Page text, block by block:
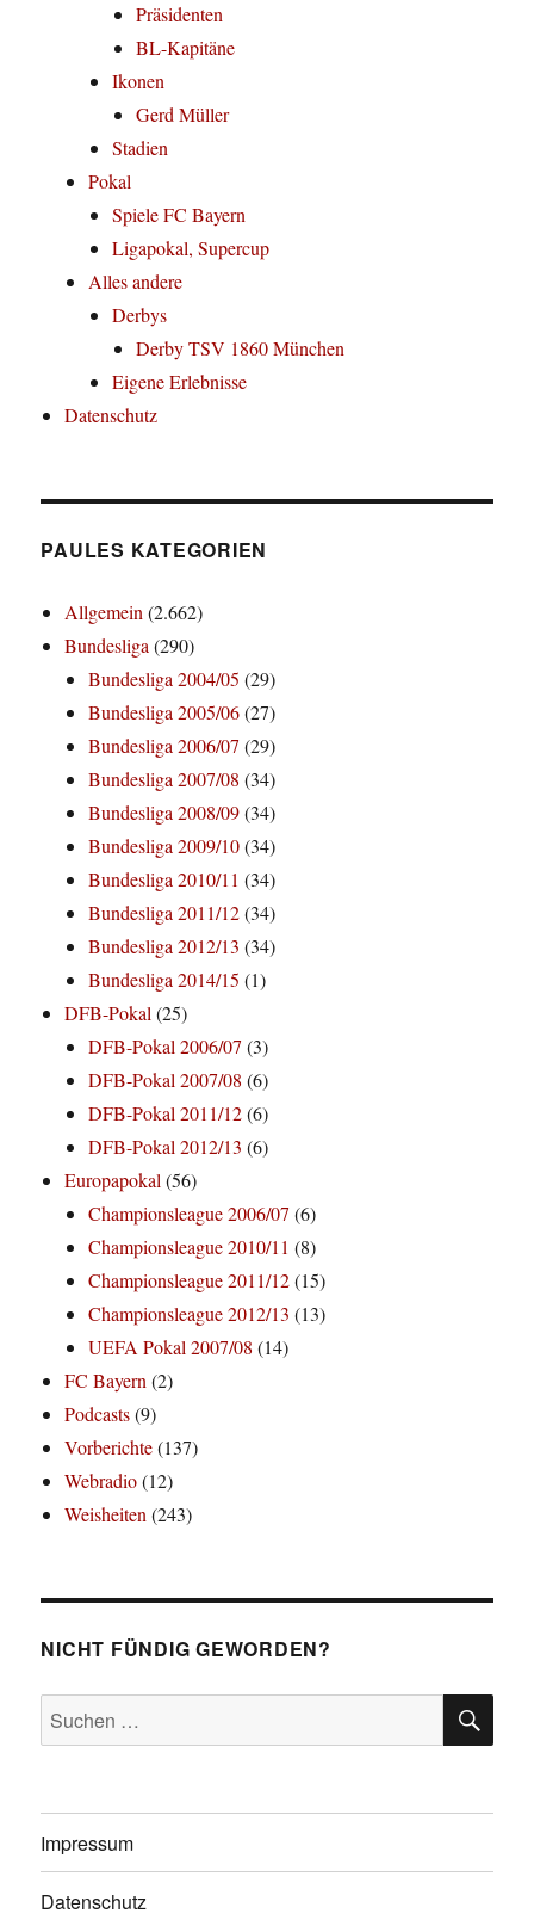
Präsidenten
BL-Kapitäne
Ikonen
Gerd Müller
Stadien
Pokal
Spiele FC Bayern
Ligapokal, Supercup
Alles andere
Derbys
Derby TSV 1860 München
Eigene Erlebnisse
Datenschutz
PAULES KATEGORIEN
Allgemein(2.662)
Bundesliga(290)
Bundesliga 2004/05 (29)
Bundesliga 2005/06(27)
Bundesliga 2006/07 (29)
Bundesliga 2007/08 (34)
Bundesliga 2008/09(34)
Bundesliga 2009/10(34)
Bundesliga 2010/11 (34)
Bundesliga 2011/12(34)
Bundesliga 2012/13 (34)
Bundesliga 2014/15 (1)
DFB-Pokal(25)
DFB-Pokal 2006/07 (3)
DFB-Pokal 2007/08 (6)
DFB-Pokal 2011/12(6)
DFB-Pokal 2012/13 (6)
Europapokal(56)
Championsleague 2006/07 (6)
Championsleague 2010/11 (8)
Championsleague 2011/12(15)
Championsleague 2012/13 (13)
UEFA Pokal 2007/08 (14)
FC Bayern(2)
Podcasts(9)
Vorberichte(137)
Webradio(12)
Weisheiten(243)
NICHT FÜNDIG GEWORDEN?
Suchen
nach:
Impressum
Datenschutz